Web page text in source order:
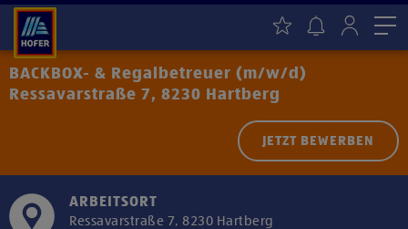
BACKBOX- & Regalbetreuer (m/w/d)
Ressavarstraße 7, 8230 Hartberg
JETZT BEWERBEN
ARBEITSORT
Ressavarstraße 7, 8230 Hartberg